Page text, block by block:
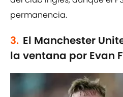
permanencia.
3. El Manchester
la ventana por Evan